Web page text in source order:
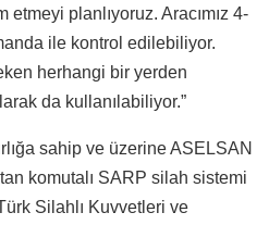
planlıyoruz. Aracımız 4-
ile kontrol edilebiliyor.
herhangi bir yerden
da kullanılabiliyor.”
sahip ve üzerine ASELSAN
komutalı SARP silah sistemi
Silahlı Kuvvetleri ve